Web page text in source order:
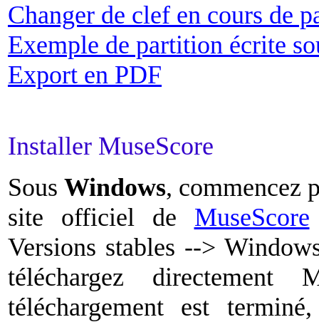
Changer de clef en cours de
Exemple de partition écrite
Export en PDF
Installer MuseScore
Sous Windows, commencez
site officiel de MuseScore
Versions stables -->
téléchargez directement
téléchargement est